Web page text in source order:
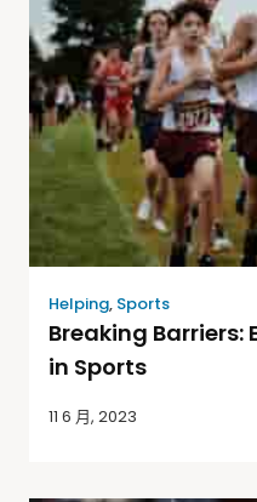
Helping, Sports
Breaking Barriers:
in Sports
11 6 月, 2023